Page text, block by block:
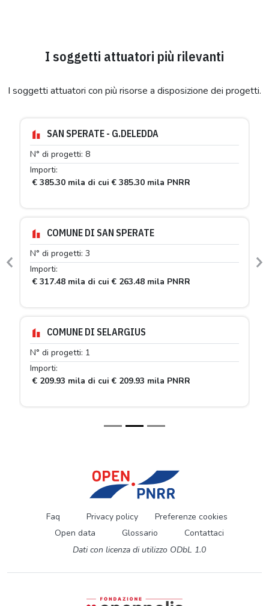
I soggetti attuatori più rilevanti
I soggetti attuatori con più risorse a disposizione dei progetti.
SAN SPERATE - G.DELEDDA
N° di progetti: 8
Importi:
€ 385.30 mila di cui € 385.30 mila PNRR
COMUNE DI SAN SPERATE
N° di progetti: 3
Importi:
€ 317.48 mila di cui € 263.48 mila PNRR
COMUNE DI SELARGIUS
N° di progetti: 1
Importi:
€ 209.93 mila di cui € 209.93 mila PNRR
Previous
Faq Privacy policy
Preferenze cookies
Open data
Glossario
Contattaci
Dati con licenza di utilizzo ODbL 1.0